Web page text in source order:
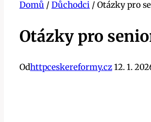
Domů / Důchodci / Otázky pro
Otázky pro
Odhttpceskereformy.cz12. 1.